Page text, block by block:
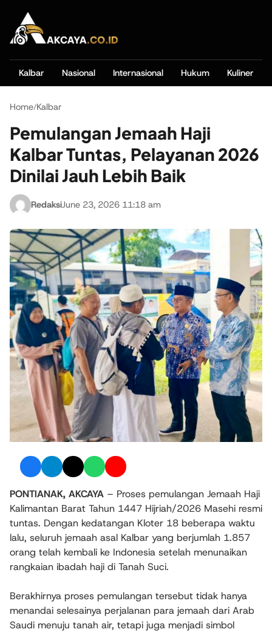
Kalbar Nasional Internasional Hukum Kuliner
Home/Kalbar
Pemulangan Jemaah Haji
Kalbar Tuntas, Pelayanan 2026
Dinilai Jauh Lebih Baik
RedaksiJune 23, 2026 11:18 am
PONTIANAK, AKCAYA – Proses pemulangan Jemaah Haji
Kalimantan Barat Tahun 1447 Hijriah/2026 Masehi resmi
tuntas. Dengan kedatangan Kloter 18 beberapa waktu
lalu, seluruh jemaah asal Kalbar yang berjumlah 1.857
orang telah kembali ke Indonesia setelah menunaikan
rangkaian ibadah haji di Tanah Suci.
Berakhirnya proses pemulangan tersebut tidak hanya
menandai selesainya perjalanan para jemaah dari Arab
Saudi menuju tanah air, tetapi juga menjadi simbol